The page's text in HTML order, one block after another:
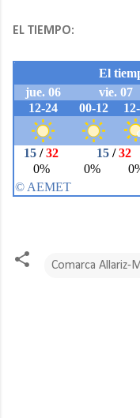
EL TIEMPO:
Comarca Allariz-